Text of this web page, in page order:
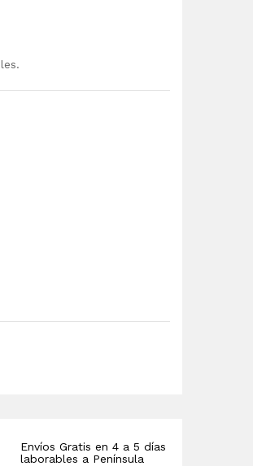
Envíos Gratis en 4 a 5 días
laborables a Península